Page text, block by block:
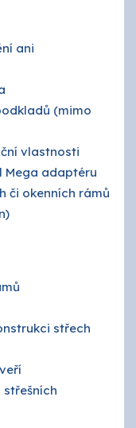
ani
(mimo
vlastnosti
Mega adaptéru
či okenních rámů
střech